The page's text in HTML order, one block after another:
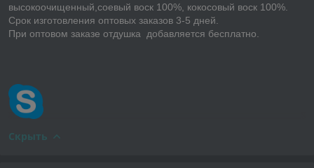
высокоочищенный,соевый воск 100%, кокосовый воск 100%.
Срок изготовления оптовых заказов 3-5 дней.
При оптовом заказе отдушка добавляется бесплатно.
Скрыть